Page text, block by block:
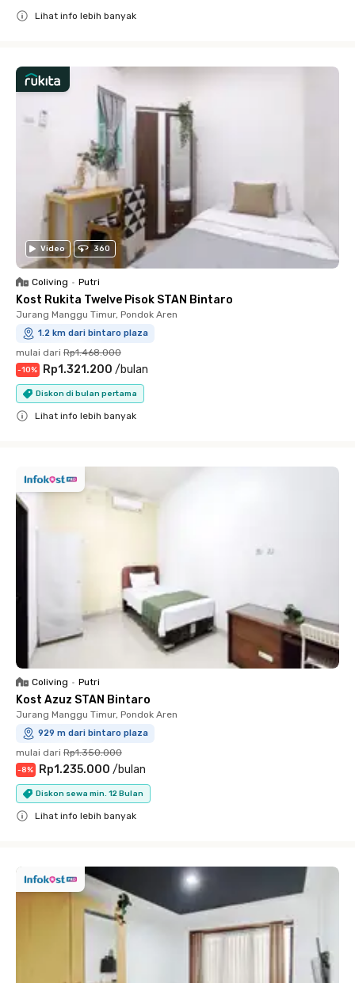
Lihat info lebih banyak
Video 360
Coliving • Putri
Kost Rukita Twelve Pisok STAN Bintaro
Jurang Manggu Timur, Pondok Aren
1.2 km dari bintaro plaza
mulai dari Rp1.468.000
-10% Rp1.321.200 /bulan
Diskon di bulan pertama
Lihat info lebih banyak
Coliving • Putri
Kost Azuz STAN Bintaro
Jurang Manggu Timur, Pondok Aren
929 m dari bintaro plaza
mulai dari Rp1.350.000
-8% Rp1.235.000 /bulan
Diskon sewa min. 12 Bulan
Lihat info lebih banyak